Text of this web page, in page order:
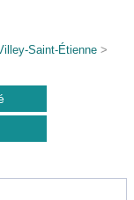
Saint-Étienne >